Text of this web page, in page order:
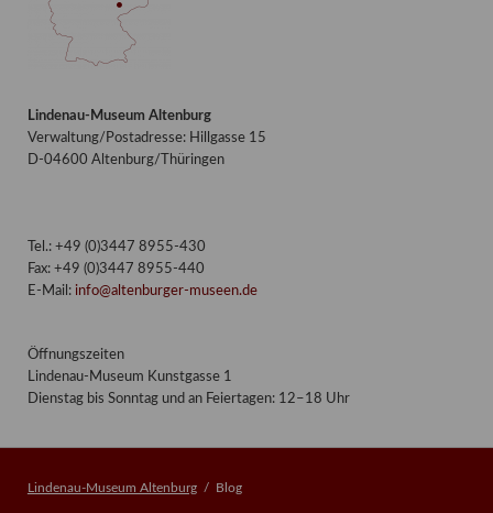
Lindenau-Museum Altenburg
Verwaltung/Postadresse: Hillgasse 15
D-04600 Altenburg/Thüringen
Tel.: +49 (0)3447 8955-430
Fax: +49 (0)3447 8955-440
E-Mail: info@altenburger-museen.de
Öffnungszeiten
Lindenau-Museum Kunstgasse 1
Dienstag bis Sonntag und an Feiertagen: 12–18 Uhr
Lindenau-Museum Altenburg Blog